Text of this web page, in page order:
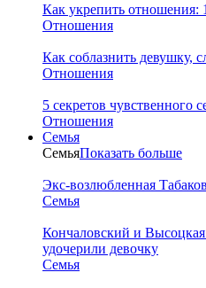
Как укрепить отношения:
Отношения
Как соблазнить девушку,
Отношения
5 секретов чувственного
Отношения
Семья
СемьяПоказать больше
Экс-возлюбленная
Семья
Кончаловский и
удочерили девочку
Семья